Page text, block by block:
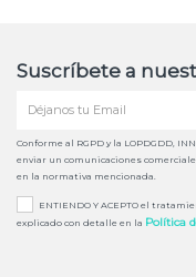
Suscríbete a
Conforme al RGPD y la LOPDGDD,
enviar un comunicaciones
en la normativa mencionada.
ENTIENDO Y ACEPTO el
explicado con detalle en la Política